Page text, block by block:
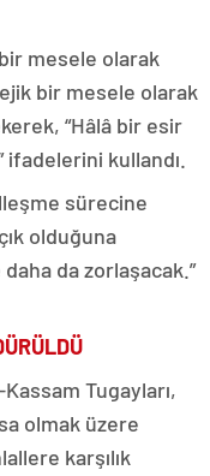
mesele olarak
bir mesele olarak
“Hâlâ bir esir
ifadelerini kullandı.
sürecine
olduğuna
da zorlaşacak.”
Kassam Tugayları,
olmak üzere
karşılık